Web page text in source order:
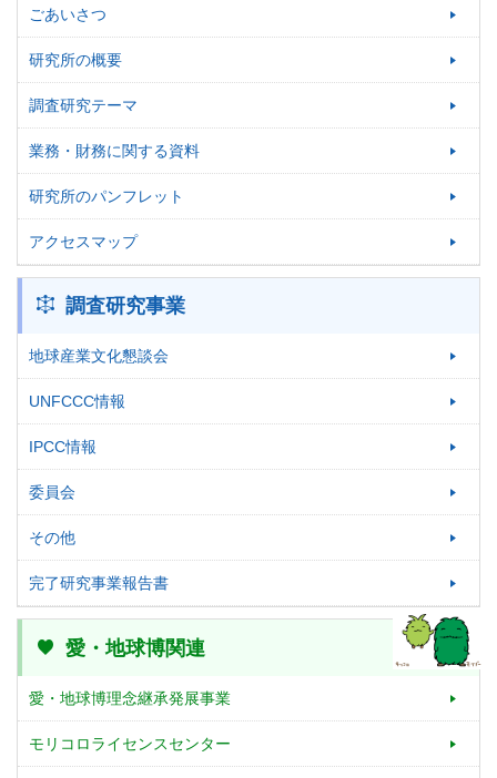
ごあいさつ
研究所の概要
調査研究テーマ
業務・財務に関する資料
研究所のパンフレット
アクセスマップ
調査研究事業
地球産業文化懇談会
UNFCCC情報
IPCC情報
委員会
その他
完了研究事業報告書
愛・地球博関連
愛・地球博理念継承発展事業
モリコロライセンスセンター